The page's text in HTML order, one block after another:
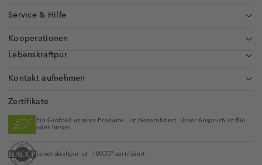
Service & Hilfe
Kooperationen
Lebenskraftpur
Kontakt aufnehmen
Zertifikate
Ein Großteil unserer Produkte ist biozertifiziert. Unser Anspruch ist Bio
oder besser.
Lebenskraftpur ist HACCP-zertifiziert